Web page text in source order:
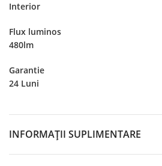
Interior
Flux luminos
480lm
Garantie
24 Luni
INFORMAȚII SUPLIMENTARE